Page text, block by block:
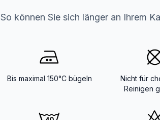
So können Sie sich länger an Ihrem
Bis maximal 150°C bügeln
Nicht für
Reinigen